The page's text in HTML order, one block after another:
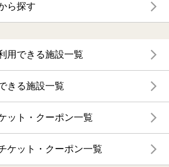
ら探す
用できる施設一覧
きる施設一覧
ット・クーポン一覧
ケット・クーポン一覧